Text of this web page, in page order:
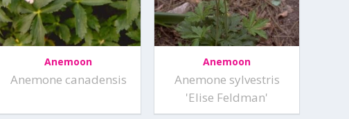
Anemoon
Anemone canadensis
Anemoon
Anemone sylvestris
'Elise Feldman'